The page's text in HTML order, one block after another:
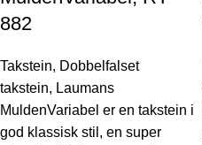
882
Takstein, Dobbelfalset
takstein, Laumans
MuldenVariabel er en takstein i
god klassisk stil, en super